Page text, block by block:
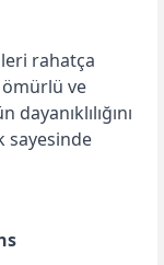
rahatça
ömürlü ve
sayesinde